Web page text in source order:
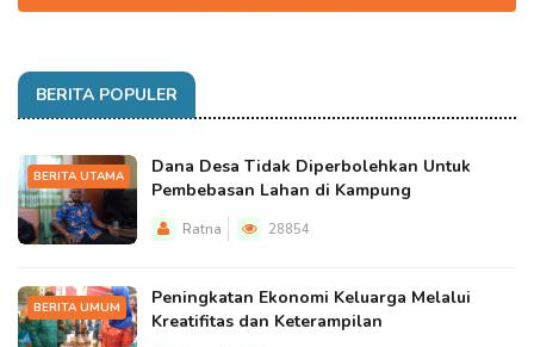
BERITA POPULER
BERITA UTAMA
Dana Desa Tidak Diperbolehkan Untuk
Pembebasan Lahan di Kampung
Ratna 28854
BERITA UMUM
Peningkatan Ekonomi Keluarga Melalui
Kreatifitas dan Keterampilan